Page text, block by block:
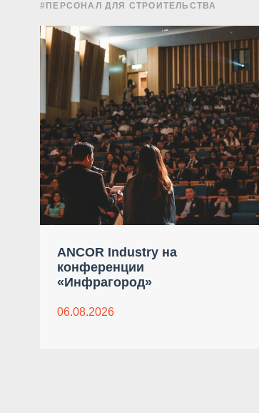
#ПЕРСОНАЛ ДЛЯ СТРОИТЕЛЬСТВА
ANCOR Industry на
конференции
«Инфрагород»
06.08.2026